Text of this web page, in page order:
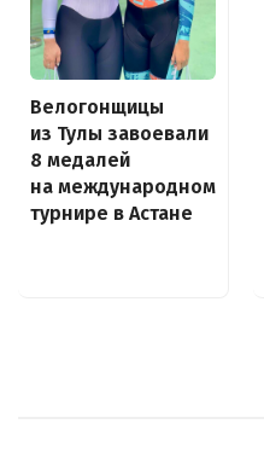
Велогонщицы
из Тулы завоевали
8 медалей
на международном
турнире в Астане